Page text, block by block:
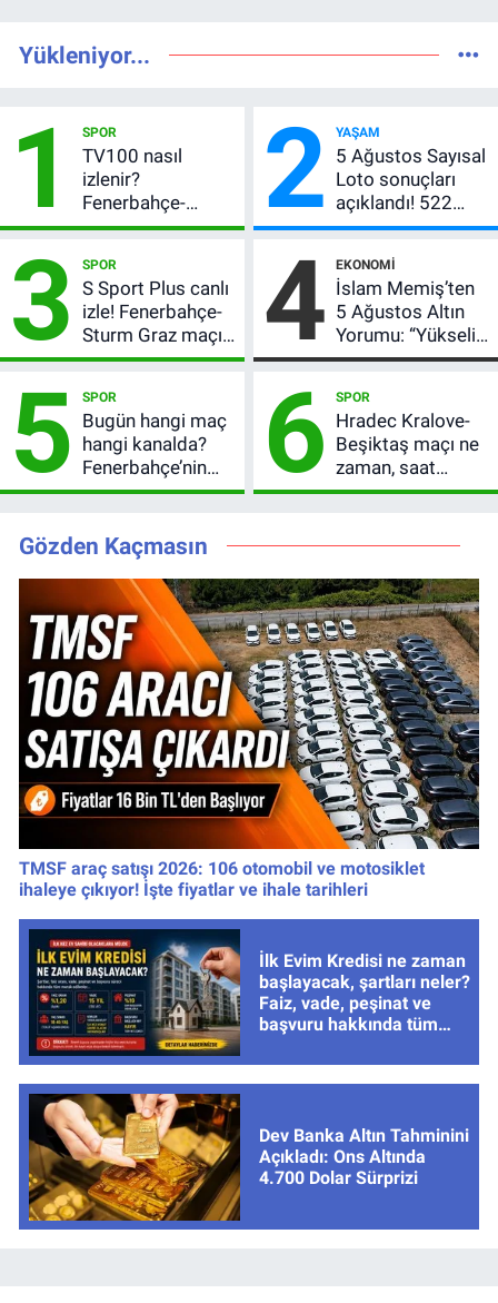
Yükleniyor...
1 SPOR
TV100 nasıl
izlenir?
Fenerbahçe-
Sturm Graz maçı
bilgileri
2 YAŞAM
5 Ağustos Sayısal
Loto sonuçları
açıklandı! 522
milyon TL devretti
3 SPOR
S Sport Plus canlı
izle! Fenerbahçe-
Sturm Graz maçı
nasıl izlenir?
4 EKONOMI
İslam Memiş’ten
5 Ağustos Altın
Yorumu: “Yükseliş
Beklentim Devam
Kritik Uyarıyı Yaptı
5 SPOR
Bugün hangi maç
hangi kanalda?
Fenerbahçe’nin
Avrupa sınavı
yayınlanacak
6 SPOR
Hradec Kralove-
Beşiktaş maçı ne
zaman, saat
kaçta? Şifresiz
Gözden Kaçmasın
TMSF araç satışı 2026: 106 otomobil ve motosiklet
ihaleye çıkıyor! İşte fiyatlar ve ihale tarihleri
İlk Evim Kredisi ne zaman
başlayacak, şartları neler?
Faiz, vade, peşinat ve
başvuru hakkında tüm
Dev Banka Altın Tahminini
Açıkladı: Ons Altında
4.700 Dolar Sürprizi